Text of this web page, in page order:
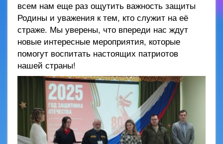
всем нам еще раз ощутить важность защиты
Родины и уважения к тем, кто служит на её
страже. Мы уверены, что впереди нас ждут
новые интересные мероприятия, которые
помогут воспитать настоящих патриотов
нашей страны!